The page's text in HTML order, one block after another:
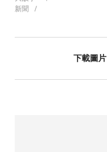
航
連
新聞
下載圖片